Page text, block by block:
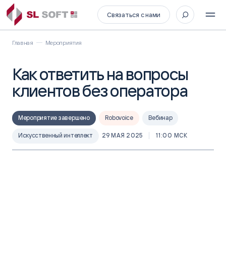
Связаться с нами
Главная Мероприятия
Как ответить на вопросы
клиентов без оператора
Мероприятие завершено Robovoice Вебинар
Искусственный интеллект 29 МАЯ 2025 11:00 МСК